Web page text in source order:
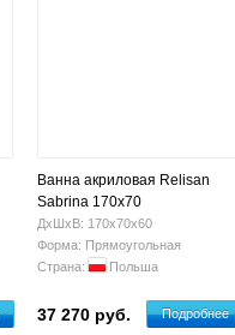
Ванна акриловая Relisan
Sabrina 170x70
ДхШхВ: 170х70х60
Форма: Прямоугольная
Страна:
Польша
37 270 руб. Подробнее